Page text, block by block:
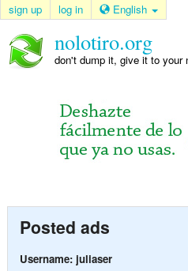
sign up log in English
nolotiro.org
don't dump it, give it to your
Posted ads
Username: juliaser